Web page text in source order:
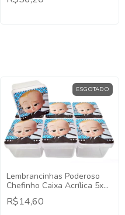
ESGOTADO
Lembrancinhas Poderoso
Chefinho Caixa Acrílica 5x5
- 10 Unidades
R$14,60